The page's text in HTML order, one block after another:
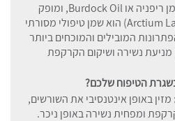
(המוכר גם בשם שמן ריפניה או Burdock Oil, ומופק
מצמח הלפה הגדולה - Arctium Lappa) הוא שמן טיפולי מסורתי
המובילים והמוכחים ביותר
נשירה ושיקום הקרקפת
הטיפוח שלכם?
: מזין באופן אינטנסיבי את השורשים,
ומפחית נשירה באופן ניכר.